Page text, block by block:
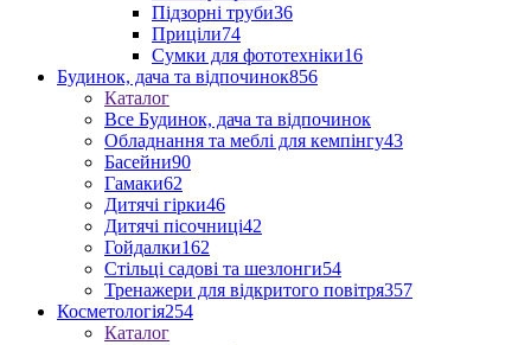
Підзорні труби36
Приціли74
Сумки для фототехніки16
Будинок, дача та відпочинок856
Каталог
Все Будинок, дача та відпочинок
Обладнання та меблі для кемпінгу43
Басейни90
Гамаки62
Дитячі гірки46
Дитячі пісочниці42
Гойдалки162
Стільці садові та шезлонги54
Тренажери для відкритого повітря357
Косметологія254
Каталог